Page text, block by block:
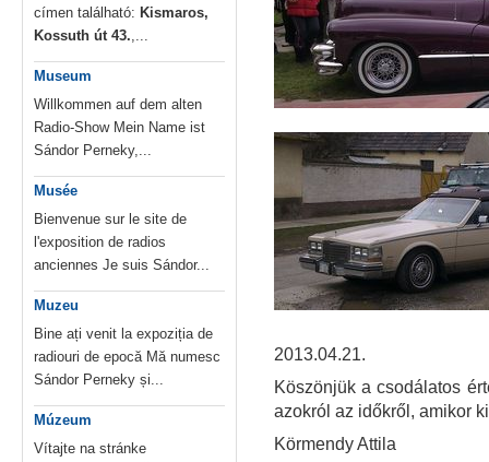
címen található: Kismaros,
Kossuth út 43.,...
Museum
Willkommen auf dem alten
Radio-Show Mein Name ist
Sándor Perneky,...
Musée
Bienvenue sur le site de
l'exposition de radios
anciennes Je suis Sándor...
Muzeu
Bine ați venit la expoziția de
radiouri de epocă Mă numesc
Sándor Perneky și...
Múzeum
Vítajte na stránke
2013.04.21.
Köszönjük a csodálatos
azokról az időkről, amikor
Körmendy Attila